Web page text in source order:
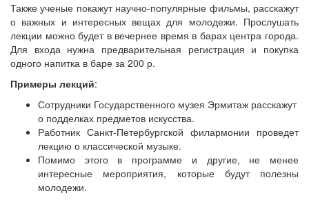
Также ученые покажут научно-популярные фильмы, расскажут
о важных и интересных вещах для молодежи. Прослушать
лекции можно будет в вечернее время в барах центра города.
Для входа нужна предварительная регистрация и покупка
одного напитка в баре за 200 р.
Примеры лекций:
Сотрудники Государственного музея Эрмитаж расскажут
о подделках предметов искусства.
Работник Санкт-Петербургской филармонии проведет
лекцию о классической музыке.
Помимо этого в программе и другие, не менее
интересные мероприятия, которые будут полезны
молодежи.